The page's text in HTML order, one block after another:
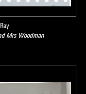
Mrs Woodman